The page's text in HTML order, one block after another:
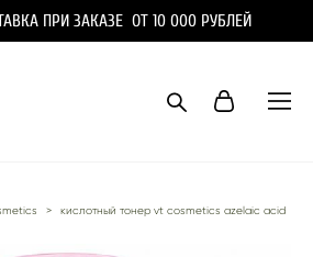
ПРИ ЗАКАЗЕ ОТ 10 000 РУБЛЕЙ
>
кислотный тонер vt cosmetics azelaic acid